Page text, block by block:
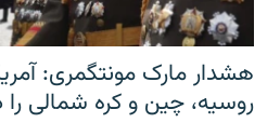
هشدار مارک مونتگمری:
روسیه، چین و کره شمالی